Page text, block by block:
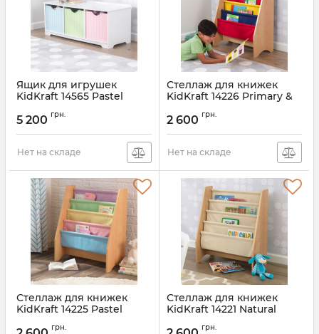
Ящик для игрушек
KidKraft 14565 Pastel
5 200 грн.
Нет на складе
Стеллаж для книжек
KidKraft 14226 Primary &
2 600 грн.
Нет на складе
Стеллаж для книжек
KidKraft 14225 Pastel
грн.
Стеллаж для книжек
KidKraft 14221 Natural
грн.